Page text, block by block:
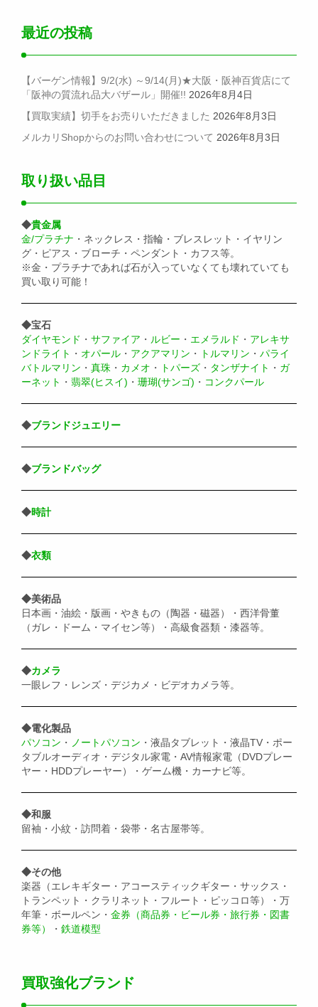
最近の投稿
【バーゲン情報】9/2(水) ～9/14(月)★大阪・阪神百貨店にて
「阪神の質流れ品大バザール」開催!! 2026年8月4日
【買取実績】切手をお売りいただきました 2026年8月3日
メルカリShopからのお問い合わせについて 2026年8月3日
取り扱い品目
◆貴金属
金/プラチナ ・ネックレス・指輪・ブレスレット・イヤリン
グ・ピアス・ブローチ・ペンダント・カフス等。
※金・プラチナであれば石が入っていなくても壊れていても
買い取り可能！
◆宝石
ダイヤモンド ・ サファイア ・ ルビー ・ エメラルド ・ アレキサ
ンドライト ・ オパール ・ アクアマリン ・ トルマリン ・ パライ
バトルマリン ・ 真珠 ・ カメオ ・ トパーズ ・ タンザナイト ・ ガ
ーネット ・ 翡翠(ヒスイ) ・ 珊瑚(サンゴ) ・ コンクパール
◆ブランドジュエリー
◆ブランドバッグ
◆時計
◆衣類
◆美術品
日本画・油絵・版画・やきもの（陶器・磁器）・西洋骨董
（ガレ・ドーム・マイセン等）・高級食器類・漆器等。
◆カメラ
一眼レフ・レンズ・デジカメ・ビデオカメラ等。
◆電化製品
パソコン ・ ノートパソコン ・液晶タブレット・液晶TV・ポー
タブルオーディオ・デジタル家電・AV情報家電（DVDプレー
ヤー・HDDプレーヤー）・ゲーム機・カーナビ等。
◆和服
留袖・小紋・訪問着・袋帯・名古屋帯等。
◆その他
楽器（エレキギター・アコースティックギター・サックス・
トランペット・クラリネット・フルート・ピッコロ等）・万
年筆・ボールペン・ 金券（商品券・ビール券・旅行券・図書
券等）
・ 鉄道模型
買取強化ブランド